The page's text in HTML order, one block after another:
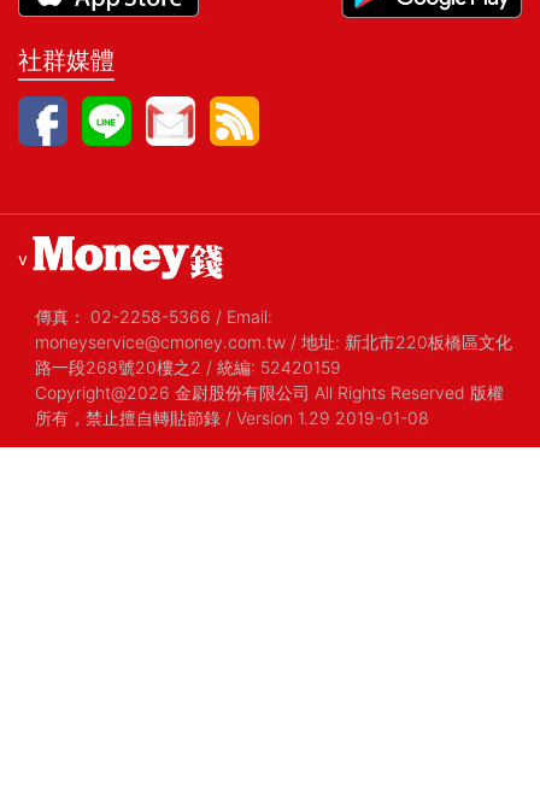
社群媒體
v
傳真： 02-2258-5366 / Email:
moneyservice@cmoney.com.tw / 地址: 新北市220板橋區文化
路一段268號20樓之2 / 統編: 52420159
Copyright@2026 金尉股份有限公司 All Rights Reserved 版權
所有，禁止擅自轉貼節錄 / Version 1.29 2019-01-08